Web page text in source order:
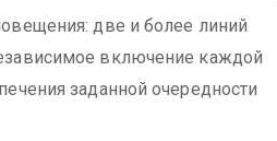
две и более линий
включение каждой
заданной очередности